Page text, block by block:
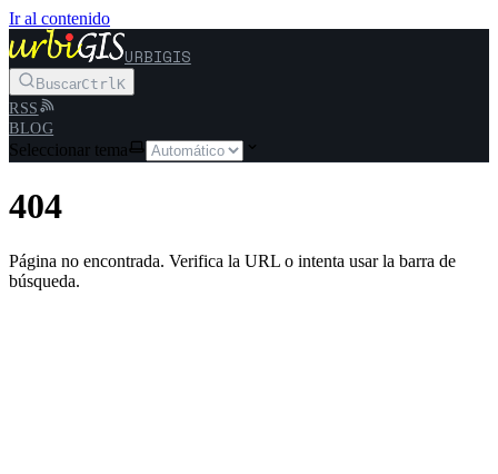
Ir al contenido
URBIGIS
BuscarCtrlK
RSS
BLOG
Seleccionar tema
404
Página no encontrada. Verifica la URL o intenta usar la barra de
búsqueda.